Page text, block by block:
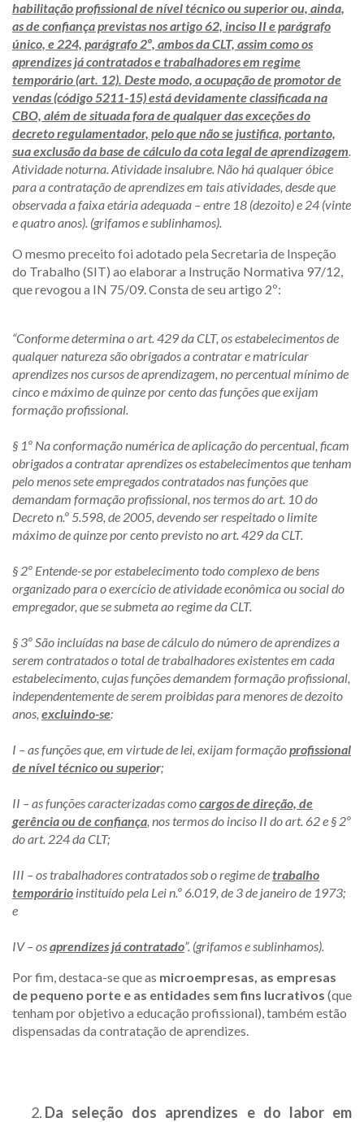
habilitação profissional de nível técnico ou superior ou, ainda,
as de confiança previstas nos artigo 62, inciso II e parágrafo
único, e 224, parágrafo 2º, ambos da CLT, assim como os
aprendizes já contratados e trabalhadores em regime
temporário (art. 12). Deste modo, a ocupação de promotor de
vendas (código 5211-15) está devidamente classificada na
CBO, além de situada fora de qualquer das exceções do
decreto regulamentador, pelo que não se justifica, portanto,
sua exclusão da base de cálculo da cota legal de aprendizagem.
Atividade noturna. Atividade insalubre. Não há qualquer óbice
para a contratação de aprendizes em tais atividades, desde que
observada a faixa etária adequada – entre 18 (dezoito) e 24 (vinte
e quatro anos). (grifamos e sublinhamos).
O mesmo preceito foi adotado pela Secretaria de Inspeção
do Trabalho (SIT) ao elaborar a Instrução Normativa 97/12,
que revogou a IN 75/09. Consta de seu artigo 2º:
“Conforme determina o art. 429 da CLT, os estabelecimentos de
qualquer natureza são obrigados a contratar e matricular
aprendizes nos cursos de aprendizagem, no percentual mínimo de
cinco e máximo de quinze por cento das funções que exijam
formação profissional.
§ 1º Na conformação numérica de aplicação do percentual, ficam
obrigados a contratar aprendizes os estabelecimentos que tenham
pelo menos sete empregados contratados nas funções que
demandam formação profissional, nos termos do art. 10 do
Decreto n.º 5.598, de 2005, devendo ser respeitado o limite
máximo de quinze por cento previsto no art. 429 da CLT.
§ 2º Entende-se por estabelecimento todo complexo de bens
organizado para o exercício de atividade econômica ou social do
empregador, que se submeta ao regime da CLT.
§ 3º São incluídas na base de cálculo do número de aprendizes a
serem contratados o total de trabalhadores existentes em cada
estabelecimento, cujas funções demandem formação profissional,
independentemente de serem proibidas para menores de dezoito
anos, excluindo-se:
I – as funções que, em virtude de lei, exijam formaçãoprofissional
de nível técnico ou superior;
II – as funções caracterizadas comocargos de direção, de
gerência ou de confiança, nos termos do inciso II do art. 62 e § 2º
do art. 224 da CLT;
III – os trabalhadores contratados sob o regime detrabalho
temporário instituído pela Lei n.º 6.019, de 3 de janeiro de 1973;
e
IV – osaprendizes já contratado”. (grifamos e sublinhamos).
Por fim, destaca-se que as microempresas, as empresas
de pequeno porte e as entidades sem fins lucrativos (que
tenham por objetivo a educação profissional), também estão
dispensadas da contratação de aprendizes.
Da seleção dos aprendizes e do labor em